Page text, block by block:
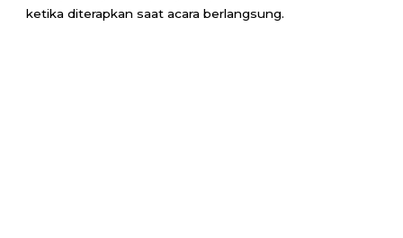
ketika diterapkan saat acara berlangsung.